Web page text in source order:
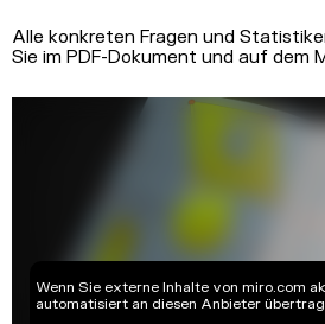
Alle konkreten Fragen und
Sie im PDF-Dokument und auf dem
Wenn Sie externe Inhalte von miro.com
automatisiert an diesen Anbieter